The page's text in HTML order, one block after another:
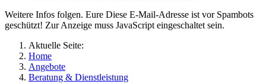
Weitere Infos folgen. Eure Diese E-Mail-Adresse ist vor Spambots
geschützt! Zur Anzeige muss JavaScript eingeschaltet sein.
Aktuelle Seite:
Home
Angebote
Beratung & Dienstleistung